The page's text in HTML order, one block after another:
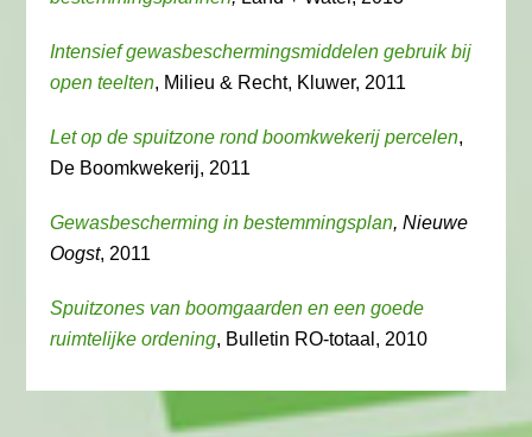
Intensief gewasbeschermingsmiddelen gebruik bij
open teelten, Milieu & Recht, Kluwer, 2011
Let op de spuitzone rond boomkwekerij percelen,
De Boomkwekerij, 2011
Gewasbescherming in bestemmingsplan, Nieuwe
Oogst, 2011
Spuitzones van boomgaarden en een goede
ruimtelijke ordening, Bulletin RO-totaal, 2010